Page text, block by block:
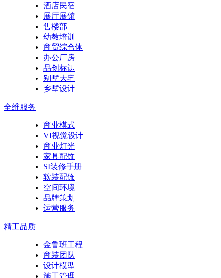
酒店民宿
展厅展馆
售楼部
幼教培训
商贸综合体
办公厂房
品创标识
别墅大宅
乡墅设计
全维服务
商业模式
VI视觉设计
商业灯光
家具配饰
SI装修手册
软装配饰
空间环境
品牌策划
运营服务
精工品质
金鲁班工程
商装团队
设计模型
施工管理